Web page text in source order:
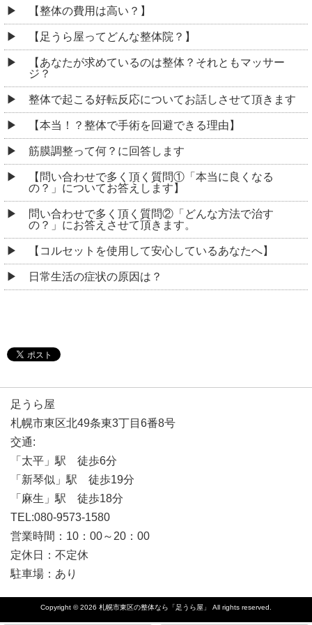
【整体の費用は高い？】
【足うら屋ってどんな整体院？】
【あなたが求めているのは整体？それともマッサー
ジ？
整体で起こる好転反応についてお話しさせて頂きます
【本当！？整体で手術を回避できる理由】
筋膜調整って何？に回答します
【問い合わせで多く頂く質問①「本当に良くなる
の？」についてお答えします】
問い合わせで多く頂く質問②「どんな方法で治す
の？」にお答えさせて頂きます。
【コルセットを使用して安心しているあなたへ】
日常生活の症状の原因は？
足うら屋
札幌市東区北49条東3丁目6番8号
交通:
「太平」駅 徒歩6分
「新琴似」駅 徒歩19分
「麻生」駅 徒歩18分
TEL:080-9573-1580
営業時間：10：00～20：00
定休日：不定休
駐車場：あり
Copyright © 2026 札幌市東区の整体なら「足うら屋」 All rights reserved.